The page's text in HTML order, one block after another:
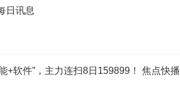
日讯息
+软件”，主力连扫8日159899！ 焦点快播